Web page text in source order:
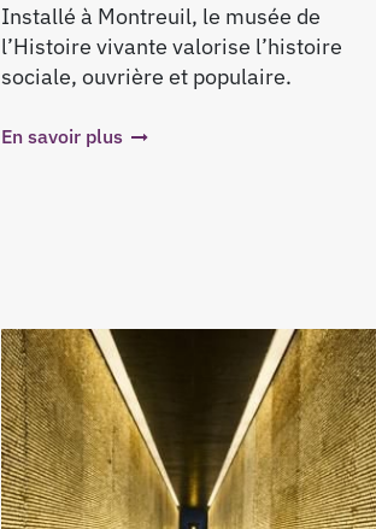
Installé à Montreuil, le musée de
l’Histoire vivante valorise l’histoire
sociale, ouvrière et populaire.
En savoir plus